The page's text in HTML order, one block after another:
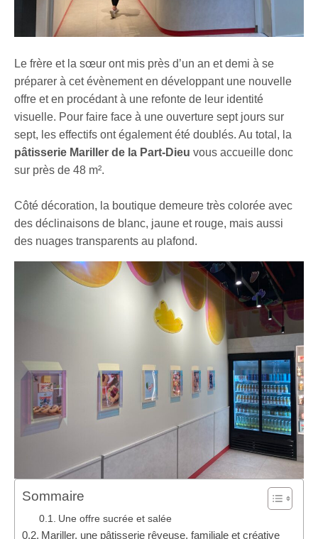
Le frère et la sœur ont mis près d’un an et demi à se
préparer à cet évènement en développant une nouvelle
offre et en procédant à une refonte de leur identité
visuelle. Pour faire face à une ouverture sept jours sur
sept, les effectifs ont également été doublés. Au total, la
pâtisserie Mariller de la Part-Dieu vous accueille donc
sur près de 48 m².
Côté décoration, la boutique demeure très colorée avec
des déclinaisons de blanc, jaune et rouge, mais aussi
des nuages transparents au plafond.
Sommaire
Une offre sucrée et salée
Mariller, une pâtisserie rêveuse, familiale et créative